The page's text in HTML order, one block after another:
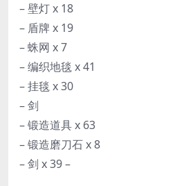
– 壁灯 x 18
– 盾牌 x 19
– 蛛网 x 7
– 编织地毯 x 41
– 挂毯 x 30
– 剑
– 锻造道具 x 63
– 锻造磨刀石 x 8
– 剑 x 39 –